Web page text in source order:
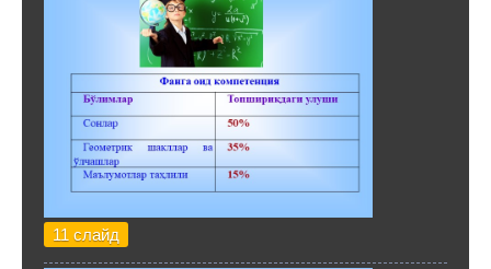
11 слайд